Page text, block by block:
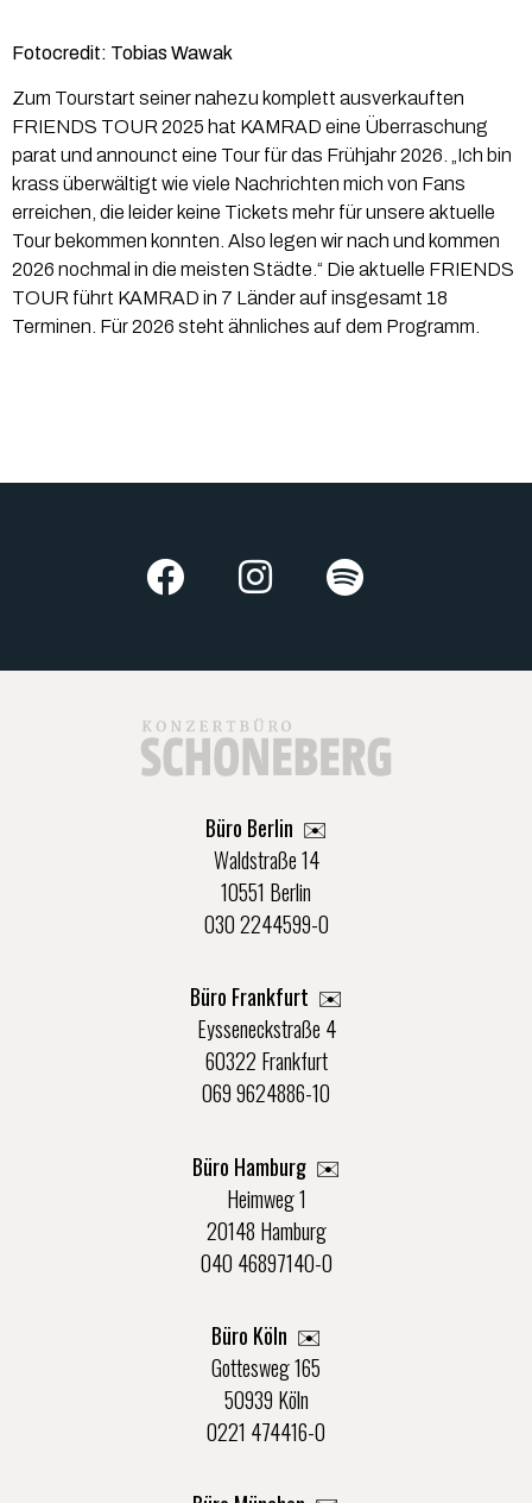
Fotocredit: Tobias Wawak
Zum Tourstart seiner nahezu komplett ausverkauften
FRIENDS TOUR 2025 hat KAMRAD eine Überraschung
parat und announct eine Tour für das Frühjahr 2026. „Ich bin
krass überwältigt wie viele Nachrichten mich von Fans
erreichen, die leider keine Tickets mehr für unsere aktuelle
Tour bekommen konnten. Also legen wir nach und kommen
2026 nochmal in die meisten Städte.“ Die aktuelle FRIENDS
TOUR führt KAMRAD in 7 Länder auf insgesamt 18
Terminen. Für 2026 steht ähnliches auf dem Programm.
Büro Berlin ✉️
Waldstraße 14
10551 Berlin
030 2244599-0
Büro Frankfurt ✉️
Eysseneckstraße 4
60322 Frankfurt
069 9624886-10
Büro Hamburg ✉️
Heimweg 1
20148 Hamburg
040 46897140-0
Büro Köln ✉️
Gottesweg 165
50939 Köln
0221 474416-0